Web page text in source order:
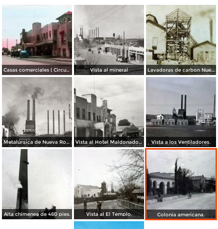
Casas comerciales ( Circulada el 20 de Diciembre de 1948 ). Vista al mineral Lavadoras de carbon Nueva Rosita, Coahuila.
Metalúrgica de Nueva Rosita Vista al Hotel Maldonado y calle principal Vista a los Ventiladores.
Alta chimenea de 460 pies. Vista al El Templo. Colonia americana.